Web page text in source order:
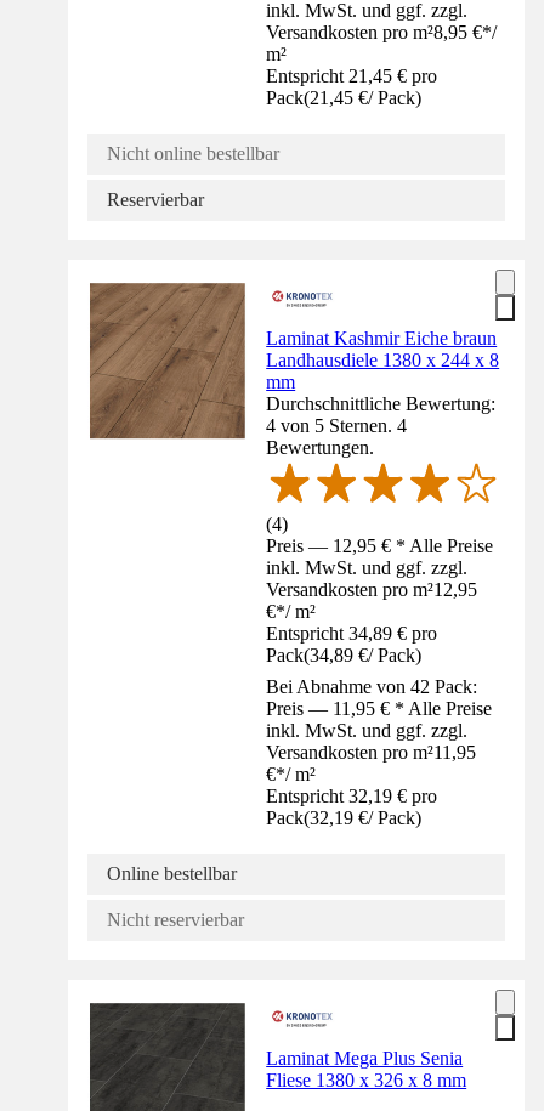
inkl. MwSt. und ggf. zzgl.
Versandkosten pro m²8,95 €*/
m²
Entspricht 21,45 € pro
Pack(21,45 €/ Pack)
Nicht online bestellbar
Reservierbar
Laminat Kashmir Eiche braun
Landhausdiele 1380 x 244 x 8
mm
Durchschnittliche Bewertung:
4 von 5 Sternen. 4
Bewertungen.
(4)
Preis — 12,95 € * Alle Preise
inkl. MwSt. und ggf. zzgl.
Versandkosten pro m²12,95
€*/ m²
Entspricht 34,89 € pro
Pack(34,89 €/ Pack)
Bei Abnahme von 42 Pack:
Preis — 11,95 € * Alle Preise
inkl. MwSt. und ggf. zzgl.
Versandkosten pro m²11,95
€*/ m²
Entspricht 32,19 € pro
Pack(32,19 €/ Pack)
Online bestellbar
Nicht reservierbar
Laminat Mega Plus Senia
Fliese 1380 x 326 x 8 mm